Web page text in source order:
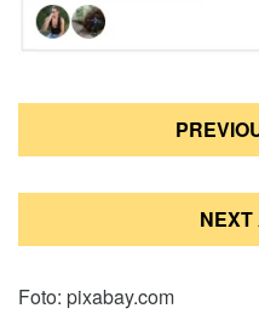
Кретање
Foto: pixabay.com